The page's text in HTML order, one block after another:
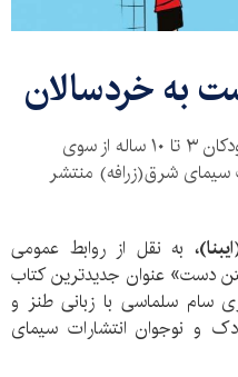
به خردسالان
کتاب «شستن دست» برای کودکان ۳ تا ۱۰ ساله از سوی
شرق(زرافه) منتشر
به نقل از روابط عمومی
دست» عنوان جدیدترین کتاب
سام سلماسی با زبانی طنز و
و نوجوان انتشارات سیمای